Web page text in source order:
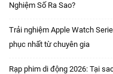
Nghiệm Số Ra Sao?
Trải nghiệm Apple Watch
phục nhất từ chuyên gia
Rạp phim di động 2026: Tại